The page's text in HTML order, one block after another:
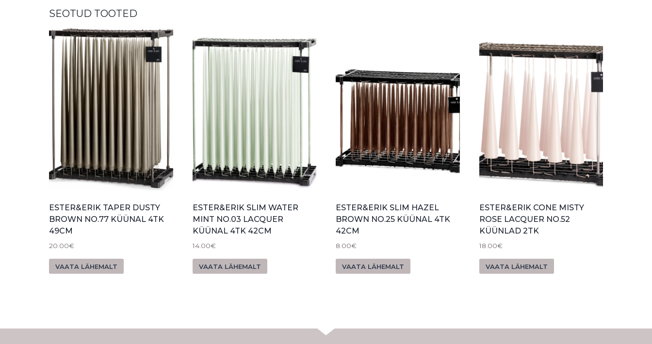
SEOTUD TOOTED
ESTER&ERIK TAPER DUSTY
BROWN NO.77 KÜÜNAL 4TK
49CM
20.00€
VAATA LÄHEMALT
ESTER&ERIK SLIM WATER
MINT NO.03 LACQUER
KÜÜNAL 4TK 42CM
14.00€
VAATA LÄHEMALT
ESTER&ERIK SLIM HAZEL
BROWN NO.25 KÜÜNAL 4TK
42CM
8.00€
VAATA LÄHEMALT
ESTER&ERIK CONE MISTY
ROSE LACQUER NO.52
KÜÜNLAD 2TK
18.00€
VAATA LÄHEMALT